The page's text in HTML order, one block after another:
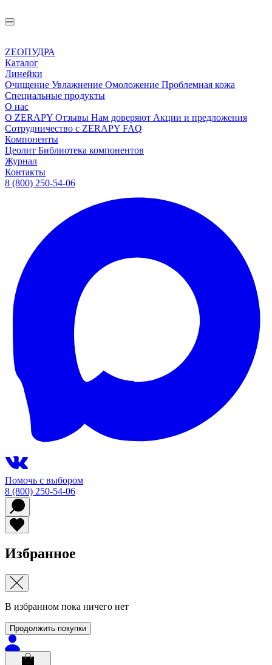
ZEOПУДРА
Каталог
Линейки
Очищение Увлажнение Омоложение Проблемная кожа
Специальные продукты
О нас
О ZERAPY Отзывы Нам доверяют Акции и предложения
Сотрудничество с ZERAPY FAQ
Компоненты
Цеолит Библиотека компонентов
Журнал
Контакты
8 (800) 250-54-06
Помочь с выбором
8 (800) 250-54-06
Избранное
В избранном пока ничего нет
Продолжить покупки